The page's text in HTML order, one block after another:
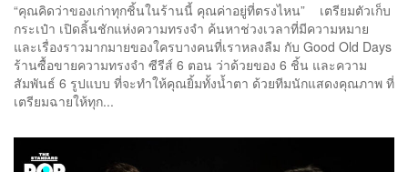
“คุณคิดว่าของเก่าทุกชิ้นในร้านนี้ คุณค่าอยู่ที่ตรงไหน” เตรียมตัวเก็บ
กระเป๋า เปิดลิ้นชักแห่งความทรงจำ ค้นหาช่วงเวลาที่มีความหมาย
และเรื่องราวมากมายของใครบางคนที่เราหลงลืม กับ Good Old Days
ร้านซื้อขายความทรงจำ ซีรีส์ 6 ตอน ว่าด้วยของ 6 ชิ้น และความ
สัมพันธ์ 6 รูปแบบ ที่จะทำให้คุณยิ้มทั้งน้ำตา ด้วยทีมนักแสดงคุณภาพ ที่
เตรียมฉายให้ทุก...